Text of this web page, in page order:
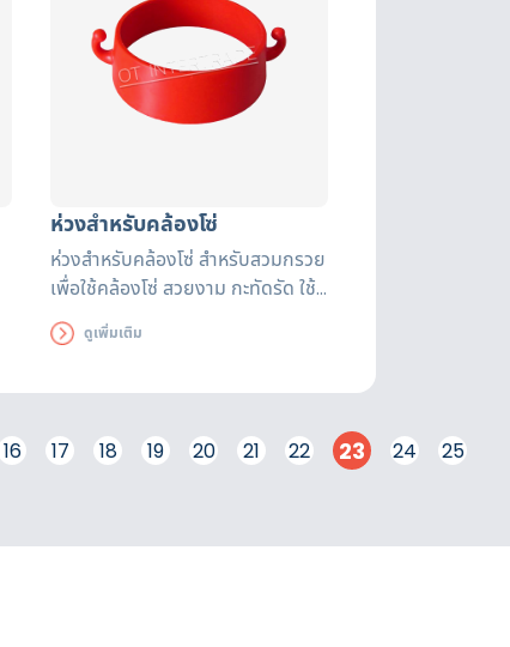
ห่วงสำหรับคล้องโซ่
ห่วงสำหรับคล้องโซ่ สำหรับสวมกรวย
เพื่อใช้คล้องโซ่ สวยงาม กะทัดรัด ใช้
งานง่าย
ดูเพิ่มเติม
16 17 18 19 20 21 22 23 24 25